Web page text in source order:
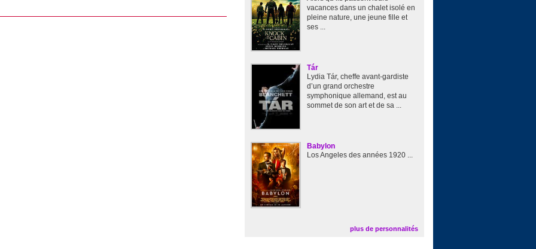
vacances dans un chalet isolé en
pleine nature, une jeune fille et
ses ...
Tár
Lydia Tár, cheffe avant-gardiste
d’un grand orchestre
symphonique allemand, est au
sommet de son art et de sa ...
Babylon
Los Angeles des années 1920 ...
plus de personnalités